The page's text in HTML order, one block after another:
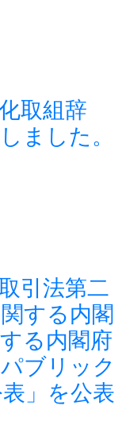
取組辞
ました。
引法第二
する内閣
る内閣府
ブリック
」を公表